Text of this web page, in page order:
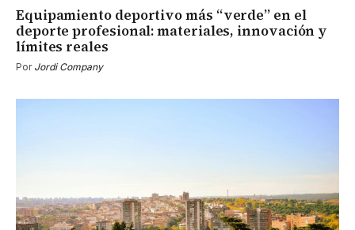
Equipamiento deportivo más “verde” en el
deporte profesional: materiales, innovación y
límites reales
Por Jordi Company